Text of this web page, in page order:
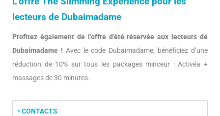
lecteurs de Dubaimadame
Profitez également de l’offre d’été réservée aux lecteurs de
Dubaimadame ! Avec le code Dubaimadame, bénéficiez d’une
réduction de 10% sur tous les packages minceur : Activéa +
massages de 30 minutes.
• CONTACTS